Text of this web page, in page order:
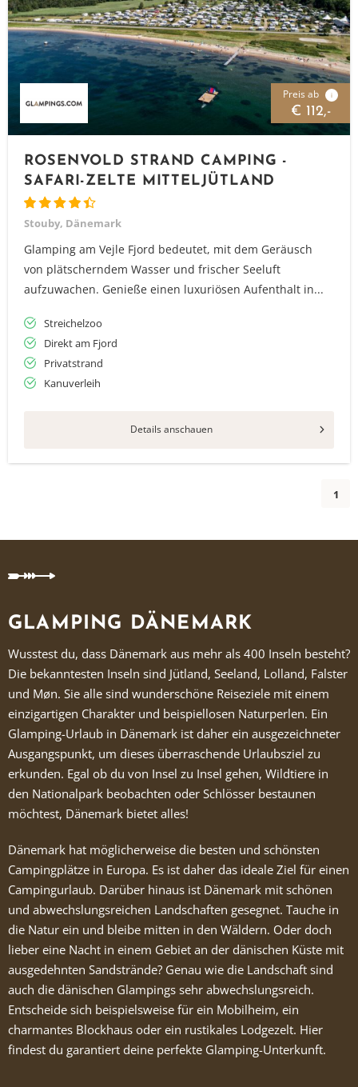
Preis ab i
€ 112,-
ROSENVOLD STRAND CAMPING -
SAFARI-ZELTE MITTELJÜTLAND
Stouby, Dänemark
Glamping am Vejle Fjord bedeutet, mit dem Geräusch
von plätscherndem Wasser und frischer Seeluft
aufzuwachen. Genieße einen luxuriösen Aufenthalt in...
Streichelzoo
Direkt am Fjord
Privatstrand
Kanuverleih
Details anschauen
1
GLAMPING DÄNEMARK
Wusstest du, dass Dänemark aus mehr als 400 Inseln besteht?
Die bekanntesten Inseln sind Jütland, Seeland, Lolland, Falster
und Møn. Sie alle sind wunderschöne Reiseziele mit einem
einzigartigen Charakter und beispiellosen Naturperlen. Ein
Glamping-Urlaub in Dänemark ist daher ein ausgezeichneter
Ausgangspunkt, um dieses überraschende Urlaubsziel zu
erkunden. Egal ob du von Insel zu Insel gehen, Wildtiere in
den Nationalpark beobachten oder Schlösser bestaunen
möchtest, Dänemark bietet alles!
Dänemark hat möglicherweise die besten und schönsten
Campingplätze in Europa. Es ist daher das ideale Ziel für einen
Campingurlaub. Darüber hinaus ist Dänemark mit schönen
und abwechslungsreichen Landschaften gesegnet. Tauche in
die Natur ein und bleibe mitten in den Wäldern. Oder doch
lieber eine Nacht in einem Gebiet an der dänischen Küste mit
ausgedehnten Sandstrände? Genau wie die Landschaft sind
auch die dänischen Glampings sehr abwechslungsreich.
Entscheide sich beispielsweise für ein Mobilheim, ein
charmantes Blockhaus oder ein rustikales Lodgezelt. Hier
findest du garantiert deine perfekte Glamping-Unterkunft.